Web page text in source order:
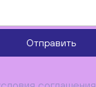
Отправить